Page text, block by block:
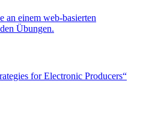
an einem web-basierten
Übungen.
for Electronic Producers“